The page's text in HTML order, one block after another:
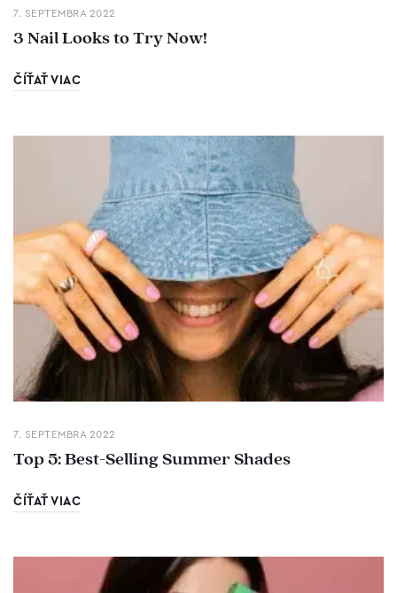
7. SEPTEMBRA 2022
3 Nail Looks to Try Now!
ČÍŤAŤ VIAC
7. SEPTEMBRA 2022
Top 5: Best-Selling Summer Shades
ČÍŤAŤ VIAC